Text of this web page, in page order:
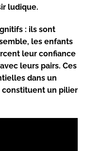
ludique.
: ils sont
les enfants
leur confiance
leurs pairs. Ces
dans un
constituent un pilier